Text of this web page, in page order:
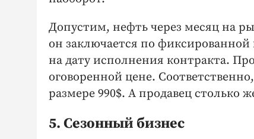
Допустим, нефть через месяц на
он заключается по фиксированной
на дату исполнения контракта.
оговоренной цене.
размере 990$. А продавец столько
5. Сезонный бизнес